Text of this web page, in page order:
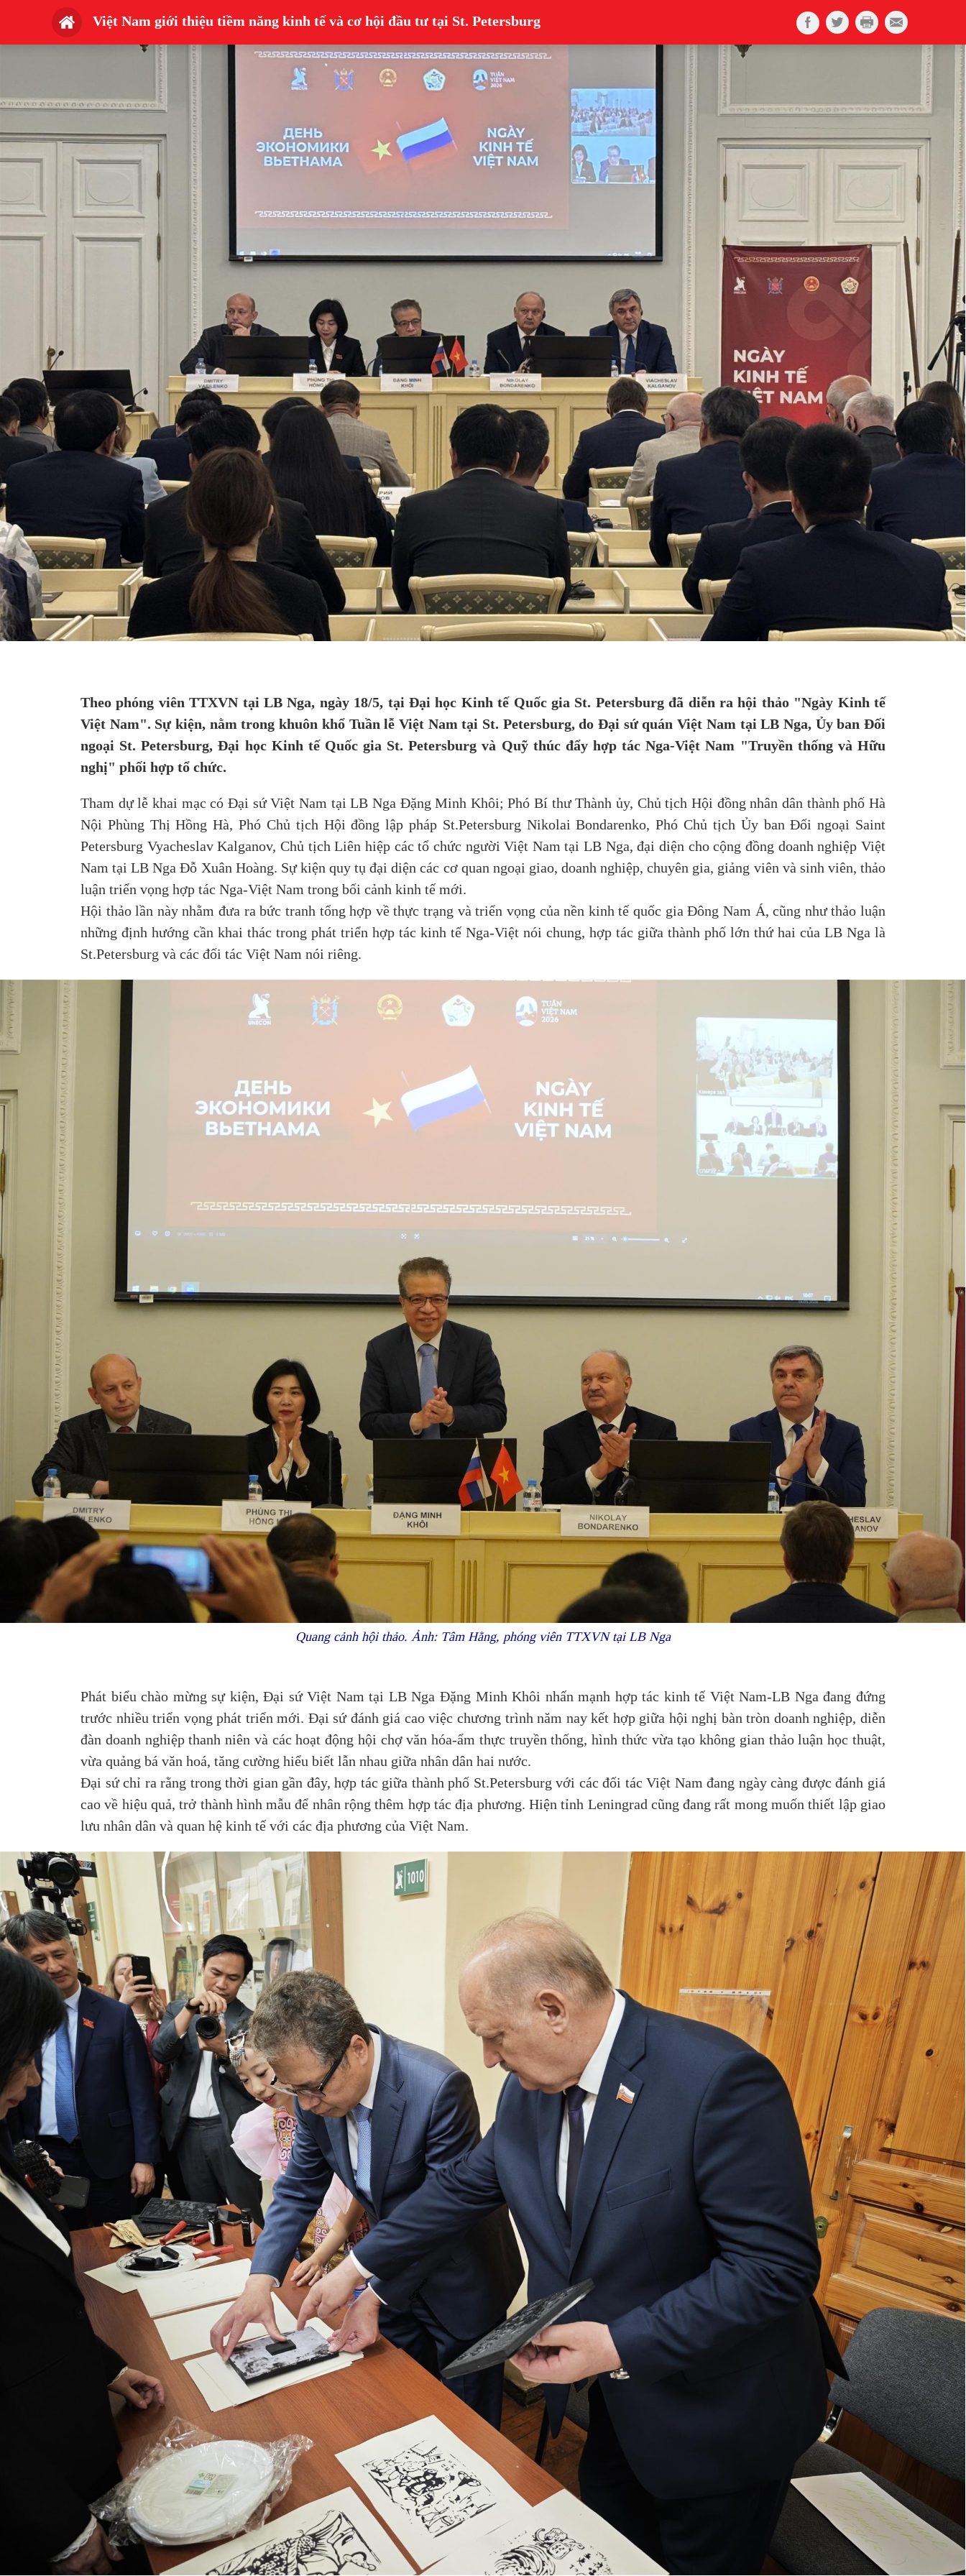
Việt Nam giới thiệu tiềm năng kinh tế và cơ hội đầu tư tại St. Petersburg
Theo phóng viên TTXVN tại LB Nga, ngày 18/5, tại Đại học Kinh tế Quốc gia St. Petersburg đã diễn ra hội thảo "Ngày Kinh tế
Việt Nam". Sự kiện, nằm trong khuôn khổ Tuần lễ Việt Nam tại St. Petersburg, do Đại sứ quán Việt Nam tại LB Nga, Ủy ban Đối
ngoại St. Petersburg, Đại học Kinh tế Quốc gia St. Petersburg và Quỹ thúc đẩy hợp tác Nga-Việt Nam "Truyền thống và Hữu
nghị" phối hợp tổ chức.
Tham dự lễ khai mạc có Đại sứ Việt Nam tại LB Nga Đặng Minh Khôi; Phó Bí thư Thành ủy, Chủ tịch Hội đồng nhân dân thành phố Hà
Nội Phùng Thị Hồng Hà, Phó Chủ tịch Hội đồng lập pháp St.Petersburg Nikolai Bondarenko, Phó Chủ tịch Ủy ban Đối ngoại Saint
Petersburg Vyacheslav Kalganov, Chủ tịch Liên hiệp các tổ chức người Việt Nam tại LB Nga, đại diện cho cộng đồng doanh nghiệp Việt
Nam tại LB Nga Đỗ Xuân Hoàng. Sự kiện quy tụ đại diện các cơ quan ngoại giao, doanh nghiệp, chuyên gia, giảng viên và sinh viên, thảo
luận triển vọng hợp tác Nga-Việt Nam trong bối cảnh kinh tế mới.
Hội thảo lần này nhằm đưa ra bức tranh tổng hợp về thực trạng và triển vọng của nền kinh tế quốc gia Đông Nam Á, cũng như thảo luận
những định hướng cần khai thác trong phát triển hợp tác kinh tế Nga-Việt nói chung, hợp tác giữa thành phố lớn thứ hai của LB Nga là
St.Petersburg và các đối tác Việt Nam nói riêng.
Quang cảnh hội thảo. Ảnh: Tâm Hằng, phóng viên TTXVN tại LB Nga
Phát biểu chào mừng sự kiện, Đại sứ Việt Nam tại LB Nga Đặng Minh Khôi nhấn mạnh hợp tác kinh tế Việt Nam-LB Nga đang đứng
trước nhiều triển vọng phát triển mới. Đại sứ đánh giá cao việc chương trình năm nay kết hợp giữa hội nghị bàn tròn doanh nghiệp, diễn
đàn doanh nghiệp thanh niên và các hoạt động hội chợ văn hóa-ẩm thực truyền thống, hình thức vừa tạo không gian thảo luận học thuật,
vừa quảng bá văn hoá, tăng cường hiểu biết lẫn nhau giữa nhân dân hai nước.
Đại sứ chỉ ra rằng trong thời gian gần đây, hợp tác giữa thành phố St.Petersburg với các đối tác Việt Nam đang ngày càng được đánh giá
cao về hiệu quả, trở thành hình mẫu để nhân rộng thêm hợp tác địa phương. Hiện tỉnh Leningrad cũng đang rất mong muốn thiết lập giao
lưu nhân dân và quan hệ kinh tế với các địa phương của Việt Nam.